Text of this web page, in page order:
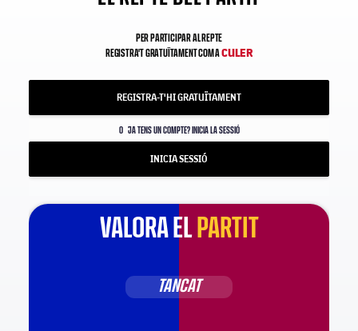
PER PARTICIPAR AL REPTE
REGISTRA'T GRATUÏTAMENT COM ACULER
REGISTRA-T'HI GRATUÏTAMENT
O JA TENS UN COMPTE? INICIA LA SESSIÓ
INICIA SESSIÓ
VALORA EL PARTIT
TANCAT